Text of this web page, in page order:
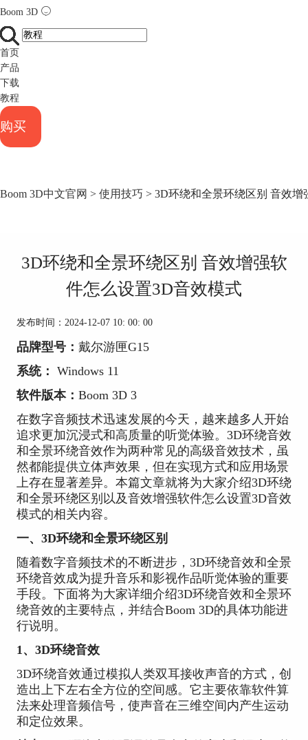
Boom 3D
首页
产品
下载
教程
购买
Boom 3D中文官网 > 使用技巧 > 3D环绕和全景环绕区别 音效
3D环绕和全景环绕区别 音效增强软
件怎么设置3D音效模式
发布时间：2024-12-07 10: 00: 00
品牌型号： 戴尔游匣G15
系统： Windows 11
软件版本： Boom 3D 3
在数字音频技术迅速发展的今天，越来越多人开始
追求更加沉浸式和高质量的听觉体验。3D环绕音效
和全景环绕音效作为两种常见的高级音效技术，虽
然都能提供立体声效果，但在实现方式和应用场景
上存在显著差异。本篇文章就将为大家介绍3D环绕
和全景环绕区别以及音效增强软件怎么设置3D音效
模式的相关内容。
一、3D环绕和全景环绕区别
随着数字音频技术的不断进步，3D环绕音效和全景
环绕音效成为提升音乐和影视作品听觉体验的重要
手段。下面将为大家详细介绍3D环绕音效和全景环
绕音效的主要特点，并结合Boom 3D的具体功能进
行说明。
1、3D环绕音效
3D环绕音效通过模拟人类双耳接收声音的方式，创
造出上下左右全方位的空间感。它主要依靠软件算
法来处理音频信号，使声音在三维空间内产生运动
和定位效果。